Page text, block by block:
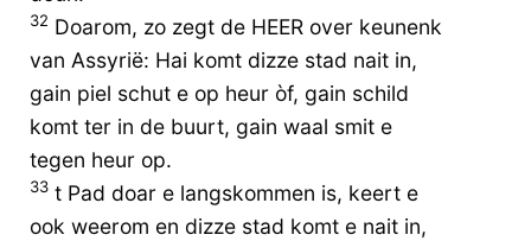
32 Doarom, zo zegt de HEER over keunenk
van Assyrië: Hai komt dizze stad nait in,
gain piel schut e op heur òf, gain schild
komt ter in de buurt, gain waal smit e
tegen heur op.
33 t Pad doar e langskommen is, keert e
ook weerom en dizze stad komt e nait in,